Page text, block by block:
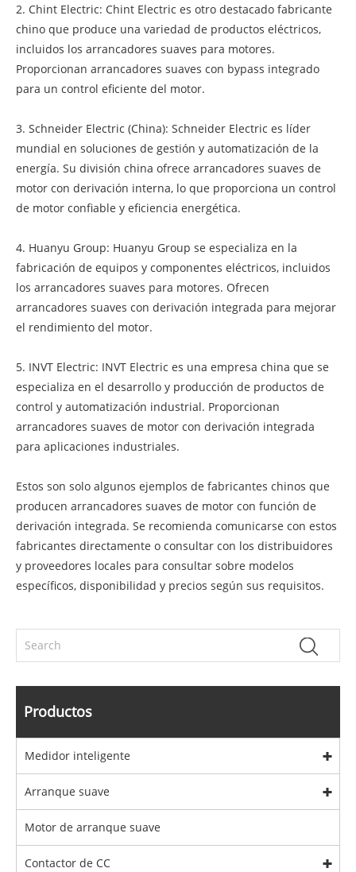
2. Chint Electric: Chint Electric es otro destacado fabricante
chino que produce una variedad de productos eléctricos,
incluidos los arrancadores suaves para motores.
Proporcionan arrancadores suaves con bypass integrado
para un control eficiente del motor.
3. Schneider Electric (China): Schneider Electric es líder
mundial en soluciones de gestión y automatización de la
energía. Su división china ofrece arrancadores suaves de
motor con derivación interna, lo que proporciona un control
de motor confiable y eficiencia energética.
4. Huanyu Group: Huanyu Group se especializa en la
fabricación de equipos y componentes eléctricos, incluidos
los arrancadores suaves para motores. Ofrecen
arrancadores suaves con derivación integrada para mejorar
el rendimiento del motor.
5. INVT Electric: INVT Electric es una empresa china que se
especializa en el desarrollo y producción de productos de
control y automatización industrial. Proporcionan
arrancadores suaves de motor con derivación integrada
para aplicaciones industriales.
Estos son solo algunos ejemplos de fabricantes chinos que
producen arrancadores suaves de motor con función de
derivación integrada. Se recomienda comunicarse con estos
fabricantes directamente o consultar con los distribuidores
y proveedores locales para consultar sobre modelos
específicos, disponibilidad y precios según sus requisitos.
Productos
Medidor inteligente
Arranque suave
Motor de arranque suave
Contactor de CC